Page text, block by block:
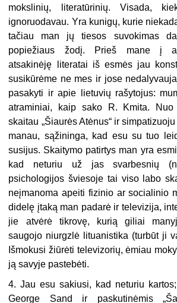
mokslinių, literatūrinių. Visada,
ignoruodavau. Yra kunigų, kurie
tačiau man jų tiesos suvokimas
popiežiaus žodį. Prieš mane į
atsakinėję literatai iš esmės jau
susikūrėme ne mes ir jose
pasakyti ir apie lietuvių rašytojus:
atraminiai, kaip sako R. Kmita. Nuo
skaitau „Šiaurės Atėnus“ ir
manau, sąžininga, kad esu su tuo
susijus. Skaitymo patirtys man yra
kad neturiu už jas svarbesnių
psichologijos šviesoje tai viso labo
neįmanoma apeiti fizinio ar socialinio
didelę įtaką man padarė ir televizija,
jie atvėrė tikrovę, kurią giliai
saugojo niurgzlė lituanistika (turbūt ji
Išmokusi žiūrėti televizorių, ėmiau
ją savyje pastebėti.
4. Jau esu sakiusi, kad neturiu
George Sand ir paskutinėmis